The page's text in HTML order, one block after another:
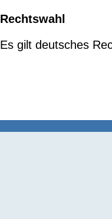
Rechtswahl
Es gilt deutsches